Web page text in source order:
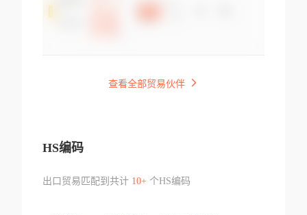
查看全部贸易伙伴
HS编码
出口贸易匹配到共计 10+个HS编码